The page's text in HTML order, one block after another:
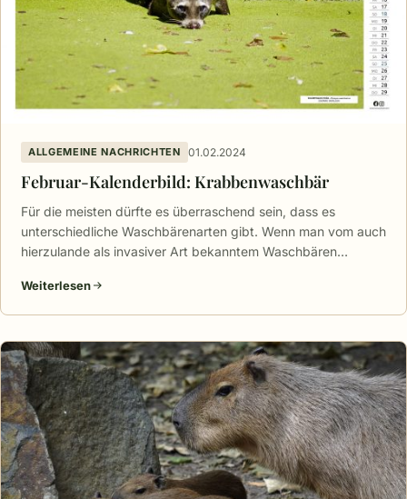
ALLGEMEINE NACHRICHTEN 01.02.2024
Februar-Kalenderbild: Krabbenwaschbär
Für die meisten dürfte es überraschend sein, dass es
unterschiedliche Waschbärenarten gibt. Wenn man vom auch
hierzulande als invasiver Art bekanntem Waschbären…
Weiterlesen